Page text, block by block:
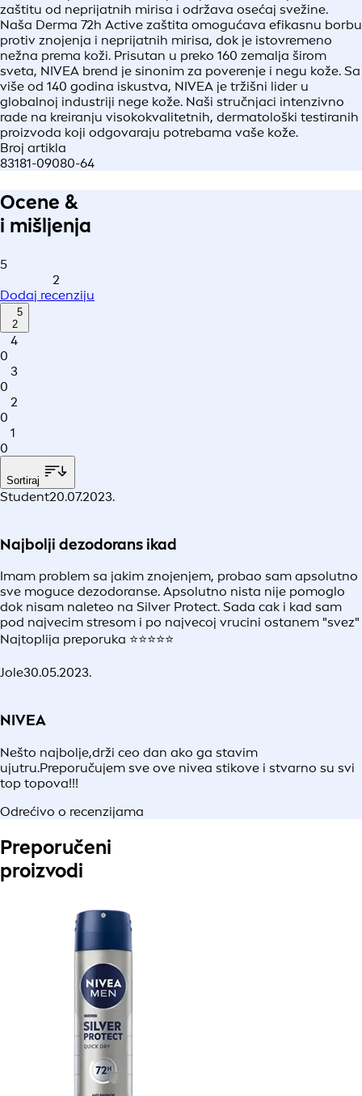
zaštitu od neprijatnih mirisa i održava osećaj svežine.
Naša Derma 72h Active zaštita omogućava efikasnu borbu
protiv znojenja i neprijatnih mirisa, dok je istovremeno
nežna prema koži. Prisutan u preko 160 zemalja širom
sveta, NIVEA brend je sinonim za poverenje i negu kože. Sa
više od 140 godina iskustva, NIVEA je tržišni lider u
globalnoj industriji nege kože. Naši stručnjaci intenzivno
rade na kreiranju visokokvalitetnih, dermatološki testiranih
proizvoda koji odgovaraju potrebama vaše kože.
Broj artikla
83181-09080-64
Ocene &
i mišljenja
5
2
Dodaj recenziju
5
2
4
0
3
0
2
0
1
0
Sortiraj
Student20.07.2023.
Najbolji dezodorans ikad
Imam problem sa jakim znojenjem, probao sam apsolutno
sve moguce dezodoranse. Apsolutno nista nije pomoglo
dok nisam naleteo na Silver Protect. Sada cak i kad sam
pod najvecim stresom i po najvecoj vrucini ostanem "svez"
Najtoplija preporuka ⭐⭐⭐⭐⭐
Jole30.05.2023.
NIVEA
Nešto najbolje,drži ceo dan ako ga stavim
ujutru.Preporučujem sve ove nivea stikove i stvarno su svi
top topova!!!
Odrećivo o recenzijama
Preporučeni
proizvodi